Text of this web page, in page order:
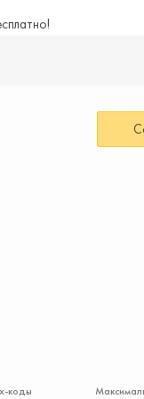
коды